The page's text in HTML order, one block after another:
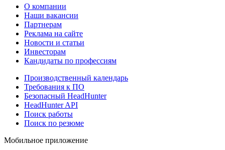
О компании
Наши вакансии
Партнерам
Реклама на сайте
Новости и статьи
Инвесторам
Кандидаты по профессиям
Производственный календарь
Требования к ПО
Безопасный HeadHunter
HeadHunter API
Поиск работы
Поиск по резюме
Мобильное приложение